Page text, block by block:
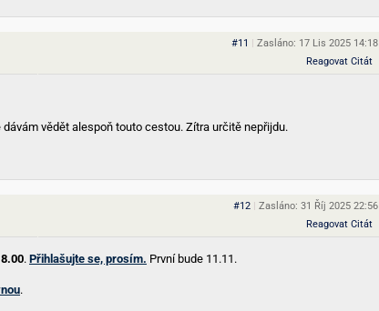
#11 | Zasláno: 17 Lis 2025 14:18
Reagovat Citát
vědět alespoň touto cestou. Zítra určitě nepřijdu.
#12 | Zasláno: 31 Říj 2025 22:56
Reagovat Citát
. Přihlašujte se, prosím. První bude 11.11.
.